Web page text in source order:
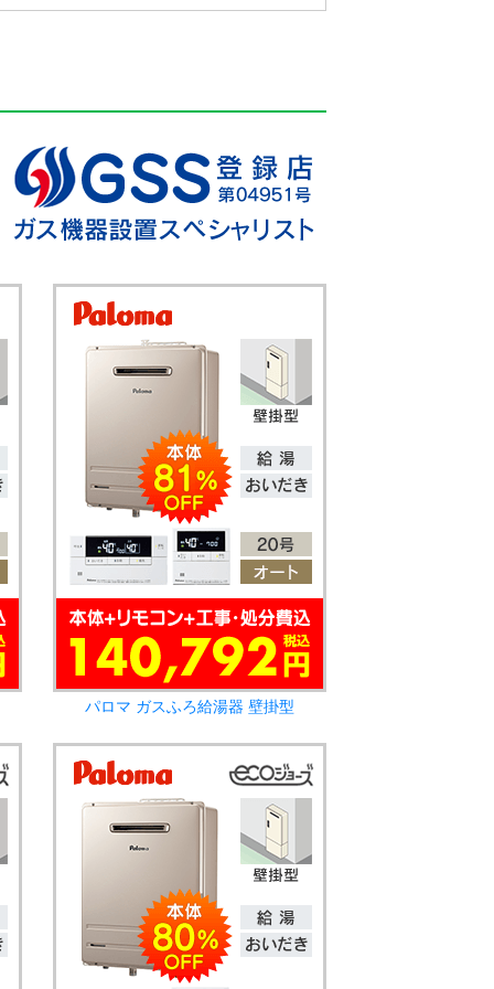
パロマ ガスふろ給湯器 壁掛型